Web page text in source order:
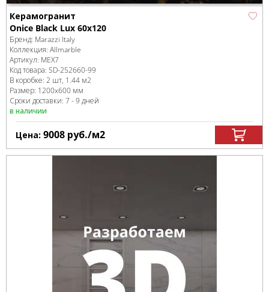
Керамогранит
Onice Black Lux 60x120
Бренд: Marazzi Italy
Коллекция: Allmarble
Артикул: MEX7
Код товара: SD-252660-99
В коробке: 2 шт, 1.44 м2
Размер: 1200x600 мм
Сроки доставки: 7 - 9 дней
в наличии
Цена: 9008 руб./м2